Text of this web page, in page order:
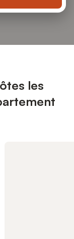
les